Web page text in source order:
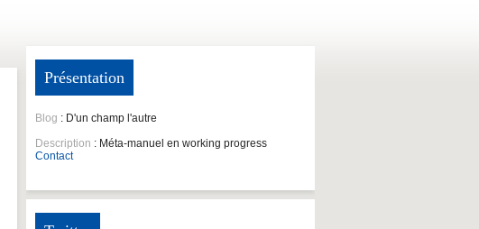
Présentation
Blog : D'un champ l'autre
Description : Méta-manuel en working progress
Contact